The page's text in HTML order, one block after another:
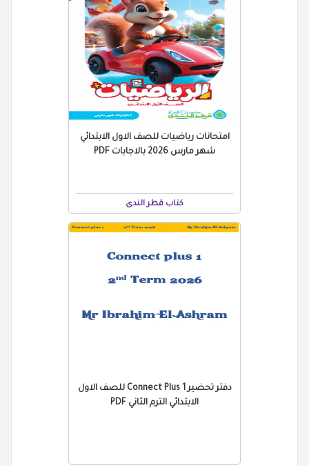
امتحانات رياضيات للصف الاول الابتدائي
شهر مارس 2026 بالاجابات PDF
كتاب قطر الندى
دفتر تحضير Connect Plus 1 للصف الاول
الابتدائي الترم الثاني PDF